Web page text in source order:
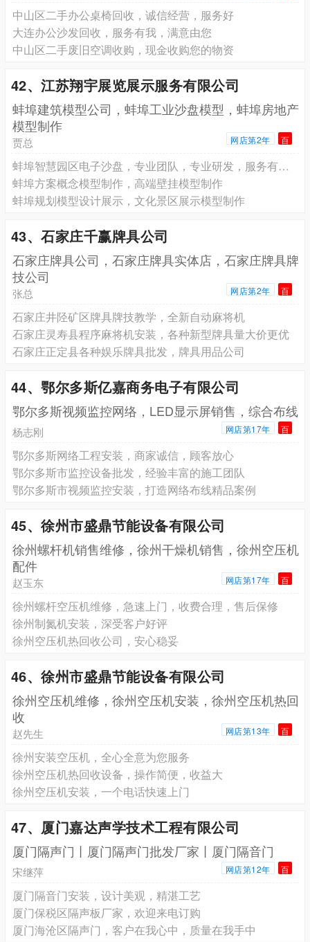
中山区二手办公桌椅回收，诚信经营，服务好
大连办公沙发回收，服务有我，满意由您
中山区二手废旧空调收购，现金收购您的物资
42、江苏翔宇展览展示服务有限公司
蚌埠建筑模型公司，蚌埠工业沙盘模型，蚌埠房地产
模型制作
贾总 网店第2年 百
蚌埠智慧园区电子沙盘，专业团队，专业研发，服务有保障
蚌埠方案概念模型制作，高端壁挂模型制作
蚌埠规划模型设计展示，文化景区展示模型制作
43、石家庄千赢牌具公司
石家庄牌具公司，石家庄牌具实体店，石家庄牌具牌
技公司
张总 网店第2年 百
石家庄井陉矿区牌具牌技教学，全新自动麻将机
石家庄灵寿县程序麻将机安装，各种新型牌具量大价更优
石家庄正定县各种娱乐牌具批发，牌具用品公司
44、鄂尔多斯亿嘉商务电子有限公司
鄂尔多斯视频监控网络，LED显示屏销售，综合布线
杨志刚 网店第17年 百
鄂尔多斯网络工程安装，商家诚信，顾客放心
鄂尔多斯市监控设备批发，经验丰富的施工团队
鄂尔多斯市视频监控安装，打造网络布线精品案例
45、徐州市盛鼎节能设备有限公司
徐州螺杆机销售维修，徐州干燥机销售，徐州空压机
配件
赵玉东 网店第17年 百
徐州螺杆空压机维修，急速上门，收费合理，售后保修
徐州制氮机安装，深受客户好评
徐州空压机热回收公司，安心稳妥
46、徐州市盛鼎节能设备有限公司
徐州空压机维修，徐州空压机安装，徐州空压机热回
收
赵先生 网店第13年 百
徐州安装空压机，全心全意为您服务
徐州空压机热回收设备，操作简便，收益大
徐州空压机安装，一个电话快速上门
47、厦门嘉达声学技术工程有限公司
厦门隔声门丨厦门隔声门批发厂家丨厦门隔音门
宋继萍 网店第12年 百
厦门隔音门安装，设计美观，精湛工艺
厦门保税区隔声板厂家，欢迎来电订购
厦门海沧区隔声门，客户在我心中，质量在我手中